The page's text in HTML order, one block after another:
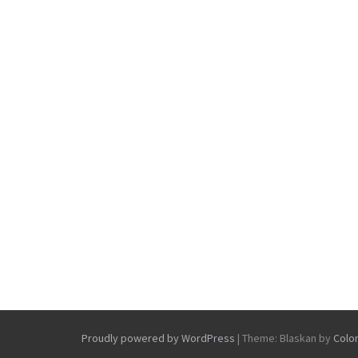
Proudly powered by WordPress | Theme: Blaskan by